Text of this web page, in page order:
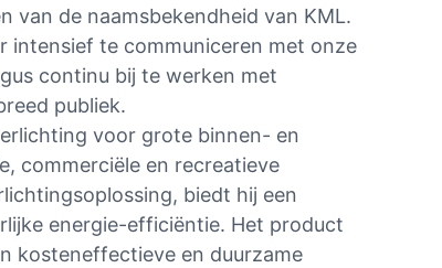
van de naamsbekendheid van KML.
intensief te communiceren met onze
continu bij te werken met
publiek.
voor grote binnen- en
commerciële en recreatieve
biedt hij een
energie-efficiëntie. Het product
kosteneffectieve en duurzame